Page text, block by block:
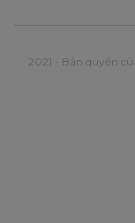
2021 - Bản quyền